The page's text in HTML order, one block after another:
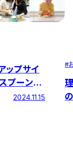
ップサイ
プーン」
が(株)勤
2024.11.15
#